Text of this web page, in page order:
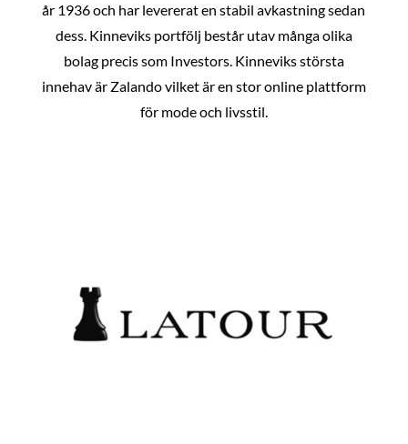
år 1936 och har levererat en stabil avkastning sedan
dess. Kinneviks portfölj består utav många olika
bolag precis som Investors. Kinneviks största
innehav är Zalando vilket är en stor online plattform
för mode och livsstil.